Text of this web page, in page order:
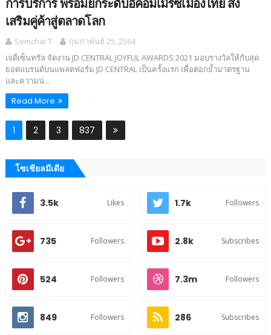
การบริการ พร้อมยกระดับอีคอมเมิร์ซเมืองไทย ส่ง
เสริมคู่ค้าสู่ตลาดโลก
Somchai T.
กุมภาพันธ์ 25, 2564
เจดีเซ็นทรัล จัดงาน JD CENTRAL JOYFUL AWARDS 2021 มอบรางวัลให้กับสุด
ยอดแบรนด์บนแพลตฟอร์ม JD CENTRAL เป็นครั้งแรก เพื่อตอกย้ำมาตรฐาน
และความน่...
Read More
1 2 3 837
โซเชียลมีเดีย
3.5k Likes 1.7k Followers
735 Followers 2.8k Subscribes
524 Followers 7.3m Followers
849 Followers 286 Subscribes